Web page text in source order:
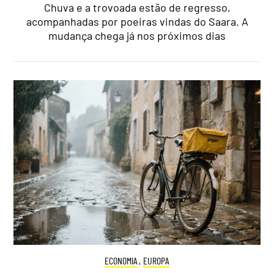
Chuva e a trovoada estão de regresso,
acompanhadas por poeiras vindas do Saara. A
mudança chega já nos próximos dias
ECONOMIA , EUROPA